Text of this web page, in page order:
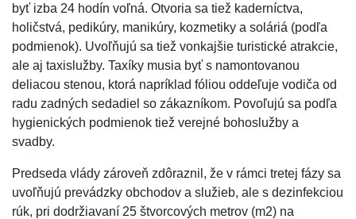
byť izba 24 hodín voľná. Otvoria sa tiež kaderníctva,
holičstvá, pedikúry, manikúry, kozmetiky a soláriá (podľa
podmienok). Uvoľňujú sa tiež vonkajšie turistické atrakcie,
ale aj taxislužby. Taxíky musia byť s namontovanou
deliacou stenou, ktorá napríklad fóliou oddeľuje vodiča od
radu zadných sedadiel so zákazníkom. Povoľujú sa podľa
hygienických podmienok tiež verejné bohoslužby a
svadby.
Predseda vlády zároveň zdôraznil, že v rámci tretej fázy sa
uvoľňujú prevádzky obchodov a služieb, ale s dezinfekciou
rúk, pri dodržiavaní 25 štvorcových metrov (m2) na